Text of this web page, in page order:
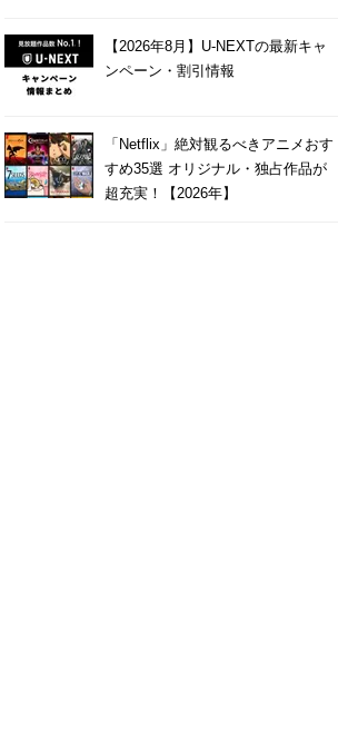
【2026年8月】U-NEXTの最新キャ
ンペーン・割引情報
「Netflix」絶対観るべきアニメおす
すめ35選 オリジナル・独占作品が
超充実！【2026年】